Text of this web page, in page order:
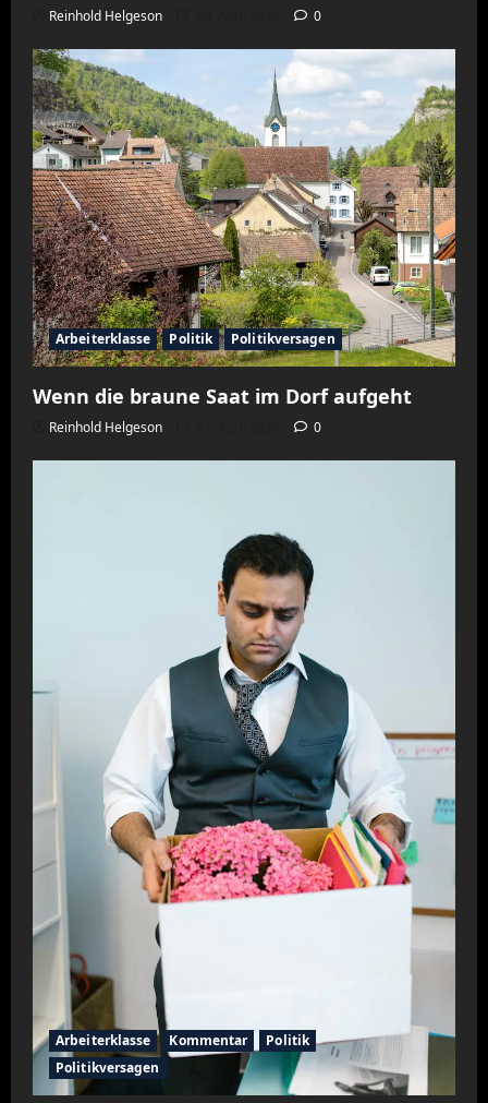
Reinhold Helgeson 0
Arbeiterklasse Politik Politikversagen
Wenn die braune Saat im Dorf aufgeht
Reinhold Helgeson 0
Arbeiterklasse Kommentar
Politik
Politikversagen